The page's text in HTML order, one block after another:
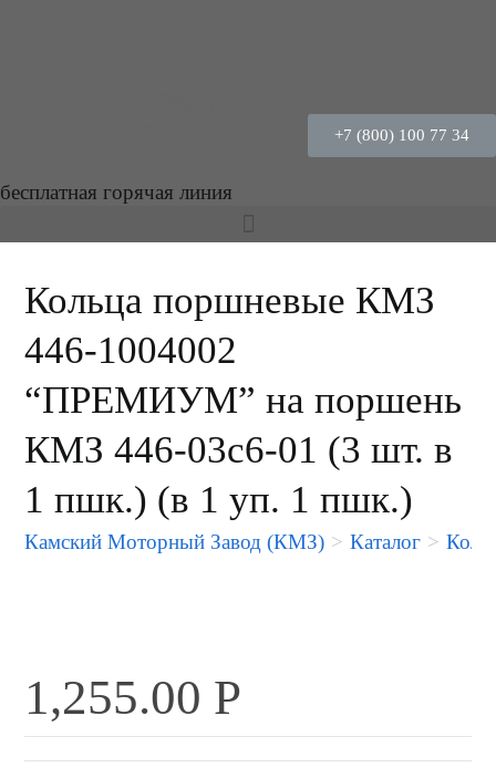
+7 (800) 100 77 34
бесплатная горячая линия
Кольца поршневые КМЗ
446-1004002
“ПРЕМИУМ” на поршень
КМЗ 446-03с6-01 (3 шт. в
1 пшк.) (в 1 уп. 1 пшк.)
Камский Моторный Завод (КМЗ) > Каталог >
1,255.00 Р